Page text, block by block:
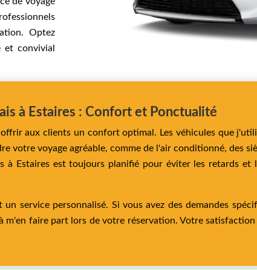
Optez
et convivial
à Estaires : Confort et Ponctualité
aux clients un confort optimal. Les véhicules que
votre voyage agréable, comme de l'air conditionné, des
à Estaires est toujours planifié pour éviter les retards et
service personnalisé. Si vous avez des demandes
m'en faire part lors de votre réservation. Votre